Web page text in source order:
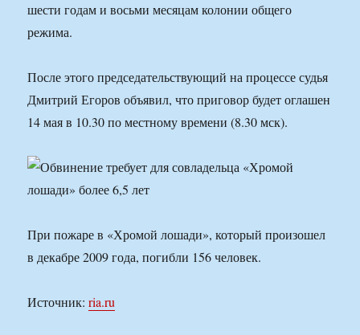
шести годам и восьми месяцам колонии общего
режима.
После этого председательствующий на процессе судья
Дмитрий Егоров объявил, что приговор будет оглашен
14 мая в 10.30 по местному времени (8.30 мск).
При пожаре в «Хромой лошади», который произошел
в декабре 2009 года, погибли 156 человек.
Источник:ria.ru